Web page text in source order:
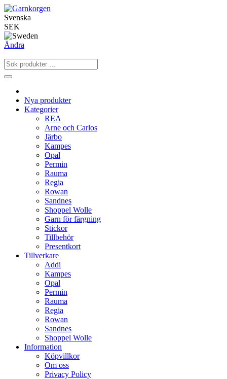
Svenska
SEK
Ändra
Nya produkter
Kategorier
REA
Arne och Carlos
Järbo
Kampes
Opal
Permin
Rauma
Regia
Rowan
Sandnes
Shoppel Wolle
Garn för färgning
Stickor
Tillbehör
Presentkort
Tillverkare
Addi
Kampes
Opal
Permin
Rauma
Regia
Rowan
Sandnes
Shoppel Wolle
Information
Köpvillkor
Om oss
Privacy Policy